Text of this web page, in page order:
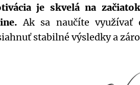
je skvelá na
Ak sa naučíte využívať
stabilné výsledky a